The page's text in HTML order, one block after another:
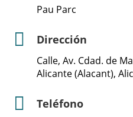
Pau Parc
Dirección
Calle, Av. Cdad. de
Alicante (Alacant),
Teléfono